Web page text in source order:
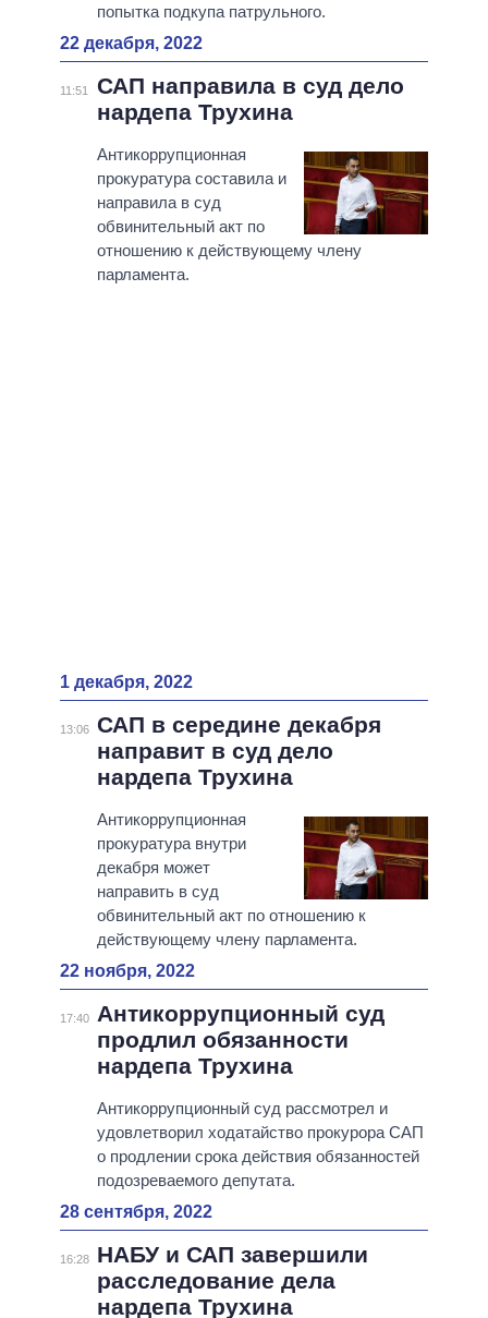
попытка подкупа патрульного.
22 декабря, 2022
11:51
САП направила в суд дело
нардепа Трухина
Антикоррупционная
прокуратура составила и
направила в суд
обвинительный акт по
отношению к действующему члену
парламента.
1 декабря, 2022
13:06 САП в середине декабря
направит в суд дело
нардепа Трухина
Антикоррупционная
прокуратура внутри
декабря может
направить в суд
обвинительный акт по отношению к
действующему члену парламента.
22 ноября, 2022
17:40
Антикоррупционный суд
продлил обязанности
нардепа Трухина
Антикоррупционный суд рассмотрел и
удовлетворил ходатайство прокурора САП
о продлении срока действия обязанностей
подозреваемого депутата.
28 сентября, 2022
16:28
НАБУ и САП завершили
расследование дела
нардепа Трухина